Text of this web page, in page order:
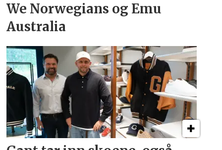
We Norwegians og Emu
Australia